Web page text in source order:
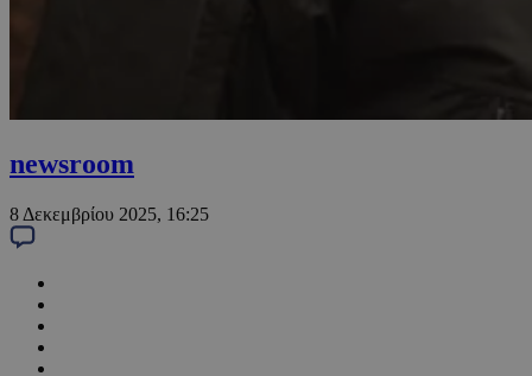
newsroom
8 Δεκεμβρίου 2025, 16:25